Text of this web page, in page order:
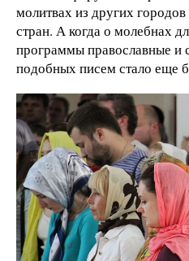
молитвах из других
стран. А когда о молебнах
программы православные и
подобных писем стало еще